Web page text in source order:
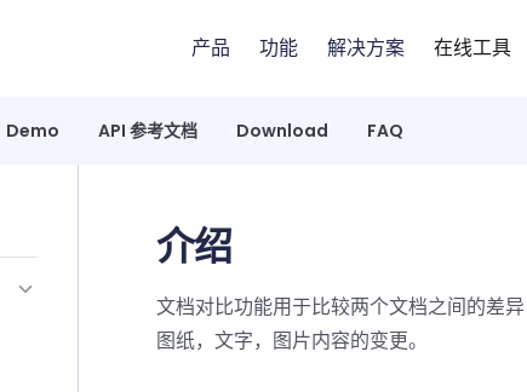
产品 功能 解决方案 在线工具
Demo API 参考文档 Download FAQ
介绍
文档对比功能用于比较两个文档之间的差
图纸，文字，图片内容的变更。